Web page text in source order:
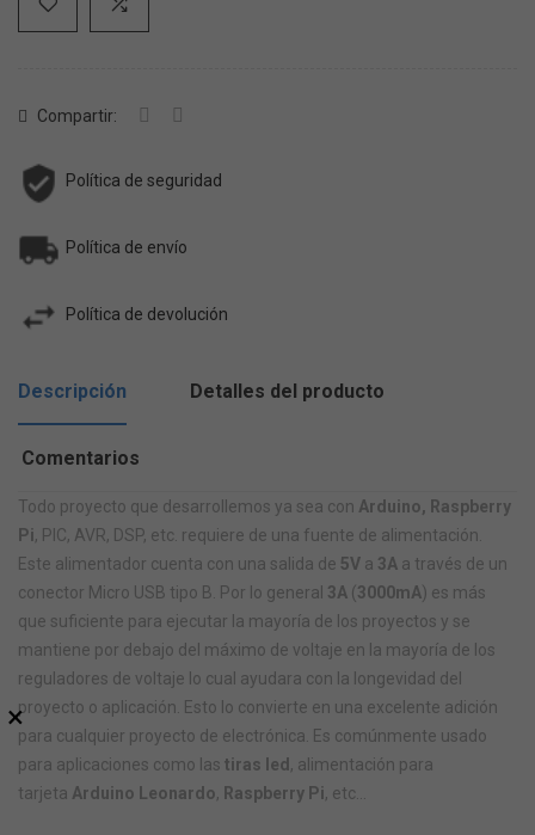
Compartir:
Política de seguridad
Política de envío
Política de devolución
Descripción Detalles del producto
Comentarios
Todo proyecto que desarrollemos ya sea con Arduino, Raspberry
Pi, PIC, AVR, DSP, etc. requiere de una fuente de alimentación.
Este alimentador cuenta con una salida de 5V a 3A a través de un
conector Micro USB tipo B. Por lo general 3A (3000mA) es más
que suficiente para ejecutar la mayoría de los proyectos y se
mantiene por debajo del máximo de voltaje en la mayoría de los
reguladores de voltaje lo cual ayudara con la longevidad del
proyecto o aplicación. Esto lo convierte en una excelente adición
para cualquier proyecto de electrónica. Es comúnmente usado
para aplicaciones como las tiras led , alimentación para
tarjeta Arduino Leonardo, Raspberry Pi, etc…
×